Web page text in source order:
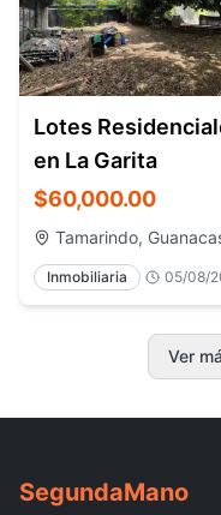
Lotes
en La Garita
$60,000.00
Tamarindo,
Inmobiliaria 05/08/
Ver
SegundaMano